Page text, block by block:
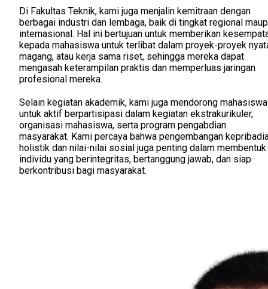
Di Fakultas Teknik, kami juga menjalin kemitraan dengan
berbagai industri dan lembaga, baik di tingkat regional
internasional. Hal ini bertujuan untuk memberikan
kepada mahasiswa untuk terlibat dalam proyek-proyek
magang, atau kerja sama riset, sehingga mereka dapat
mengasah keterampilan praktis dan memperluas jaringan
profesional mereka.
Selain kegiatan akademik, kami juga mendorong mahasiswa
untuk aktif berpartisipasi dalam kegiatan ekstrakurikuler,
organisasi mahasiswa, serta program pengabdian
masyarakat. Kami percaya bahwa pengembangan
holistik dan nilai-nilai sosial juga penting dalam membentuk
individu yang berintegritas, bertanggung jawab, dan siap
berkontribusi bagi masyarakat.